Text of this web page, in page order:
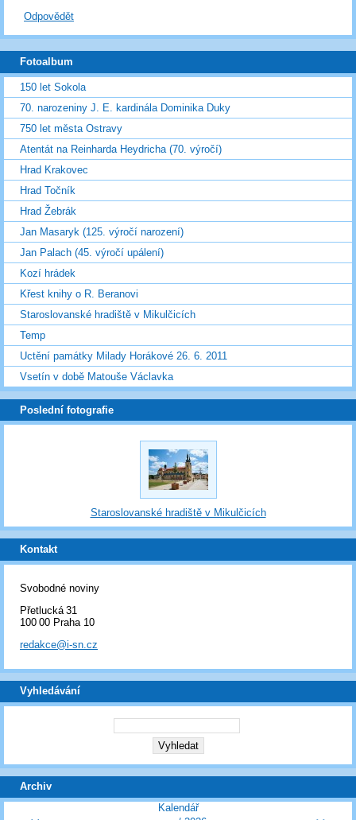
Odpovědět
Fotoalbum
150 let Sokola
70. narozeniny J. E. kardinála Dominika Duky
750 let města Ostravy
Atentát na Reinharda Heydricha (70. výročí)
Hrad Krakovec
Hrad Točník
Hrad Žebrák
Jan Masaryk (125. výročí narození)
Jan Palach (45. výročí upálení)
Kozí hrádek
Křest knihy o R. Beranovi
Staroslovanské hradiště v Mikulčicích
Temp
Uctění památky Milady Horákové 26. 6. 2011
Vsetín v době Matouše Václavka
Poslední fotografie
Staroslovanské hradiště v Mikulčicích
Kontakt
Svobodné noviny
Přetlucká 31
100 00 Praha 10
redakce@i-sn.cz
Vyhledávání
Archiv
Kalendář